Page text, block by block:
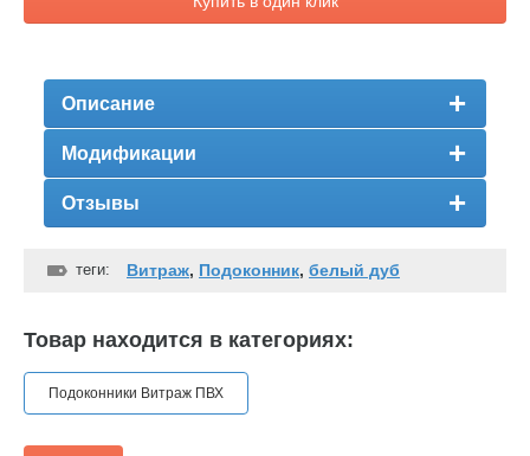
Описание
Модификации
Отзывы
теги: Витраж, Подоконник, белый дуб
Товар находится в категориях:
Подоконники Витраж ПВХ